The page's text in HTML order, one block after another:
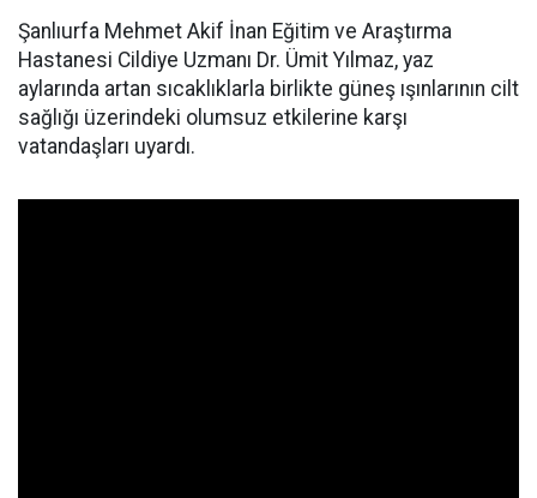
Şanlıurfa Mehmet Akif İnan Eğitim ve Araştırma
Hastanesi Cildiye Uzmanı Dr. Ümit Yılmaz, yaz
aylarında artan sıcaklıklarla birlikte güneş ışınlarının cilt
sağlığı üzerindeki olumsuz etkilerine karşı
vatandaşları uyardı.